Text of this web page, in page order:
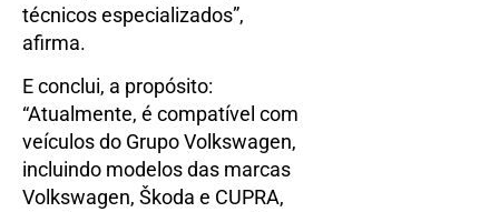
técnicos especializados”,
afirma.
E conclui, a propósito:
“Atualmente, é compatível com
veículos do Grupo Volkswagen,
incluindo modelos das marcas
Volkswagen, Škoda e CUPRA,